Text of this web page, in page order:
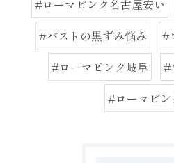
#ローマピンク名古屋安い
#バストの黒ずみ悩み
#
#ローマピンク岐阜
#
#ローマピン